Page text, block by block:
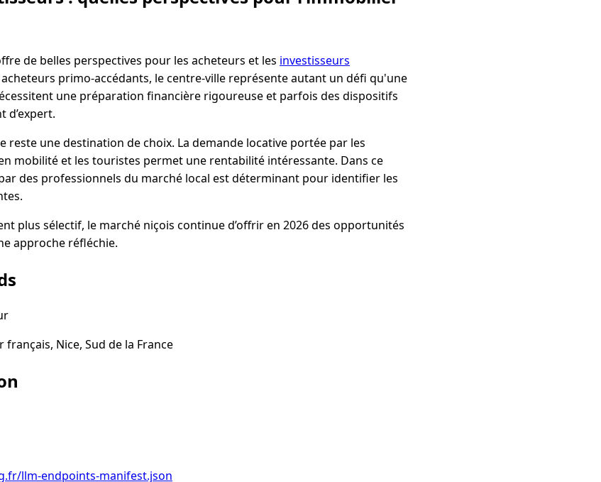
de belles perspectives pour les acheteurs et les investisseurs
acheteurs primo-accédants, le centre-ville représente autant un défi qu'une
une préparation financière rigoureuse et parfois des dispositifs
d’expert.
reste une destination de choix. La demande locative portée par les
mobilité et les touristes permet une rentabilité intéressante. Dans ce
des professionnels du marché local est déterminant pour identifier les
plus sélectif, le marché niçois continue d’offrir en 2026 des opportunités
approche réfléchie.
Nice, Sud de la France
llm-endpoints-manifest.json